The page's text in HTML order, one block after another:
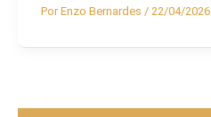
PorEnzo Bernardes / 22/04/2026